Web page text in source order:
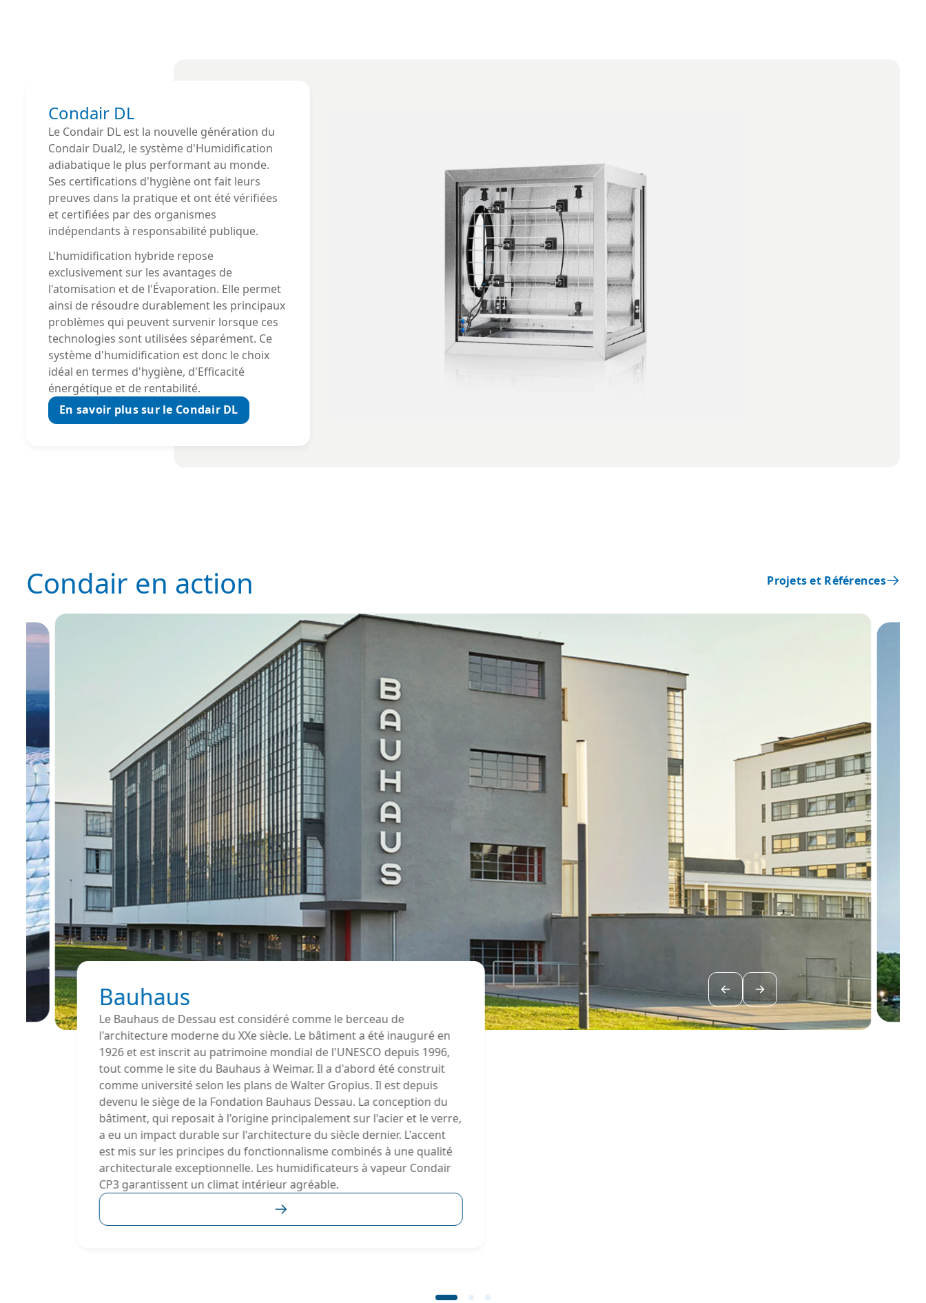
Condair DL
Le Condair DL est la nouvelle génération du
Condair Dual2, le système d'Humidification
adiabatique le plus performant au monde.
Ses certifications d'hygiène ont fait leurs
preuves dans la pratique et ont été vérifiées
et certifiées par des organismes
indépendants à responsabilité publique.
L'humidification hybride repose
exclusivement sur les avantages de
l'atomisation et de l'Évaporation. Elle permet
ainsi de résoudre durablement les principaux
problèmes qui peuvent survenir lorsque ces
technologies sont utilisées séparément. Ce
système d'humidification est donc le choix
idéal en termes d'hygiène, d'Efficacité
énergétique et de rentabilité.
En savoir plus sur le Condair DL
Condair en action Projets et Références
Bauhaus
Le Bauhaus de Dessau est considéré comme le berceau de
l'architecture moderne du XXe siècle. Le bâtiment a été inauguré en
1926 et est inscrit au patrimoine mondial de l'UNESCO depuis 1996,
tout comme le site du Bauhaus à Weimar. Il a d'abord été construit
comme université selon les plans de Walter Gropius. Il est depuis
devenu le siège de la Fondation Bauhaus Dessau. La conception du
bâtiment, qui reposait à l'origine principalement sur l'acier et le verre,
a eu un impact durable sur l'architecture du siècle dernier. L'accent
est mis sur les principes du fonctionnalisme combinés à une qualité
architecturale exceptionnelle. Les humidificateurs à vapeur Condair
CP3 garantissent un climat intérieur agréable.